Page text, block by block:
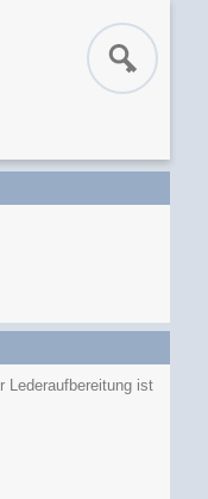
Lederaufbereitung ist